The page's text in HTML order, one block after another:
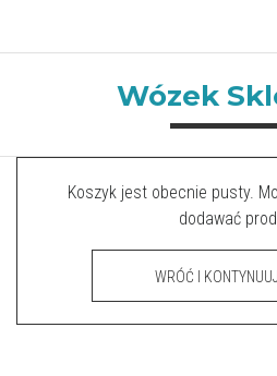
Wózek
Koszyk jest obecnie pusty.
dodawać
WRÓĆ I